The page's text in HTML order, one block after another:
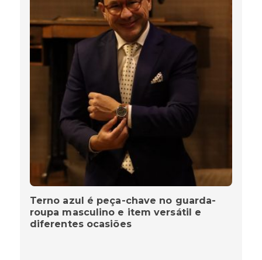
Terno azul é peça-chave no guarda-
roupa masculino e item versátil e
diferentes ocasiões